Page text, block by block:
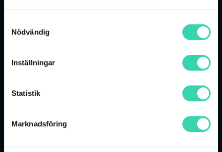
Nödvändig
Inställningar
Statistik
Marknadsföring
Företagsbredband